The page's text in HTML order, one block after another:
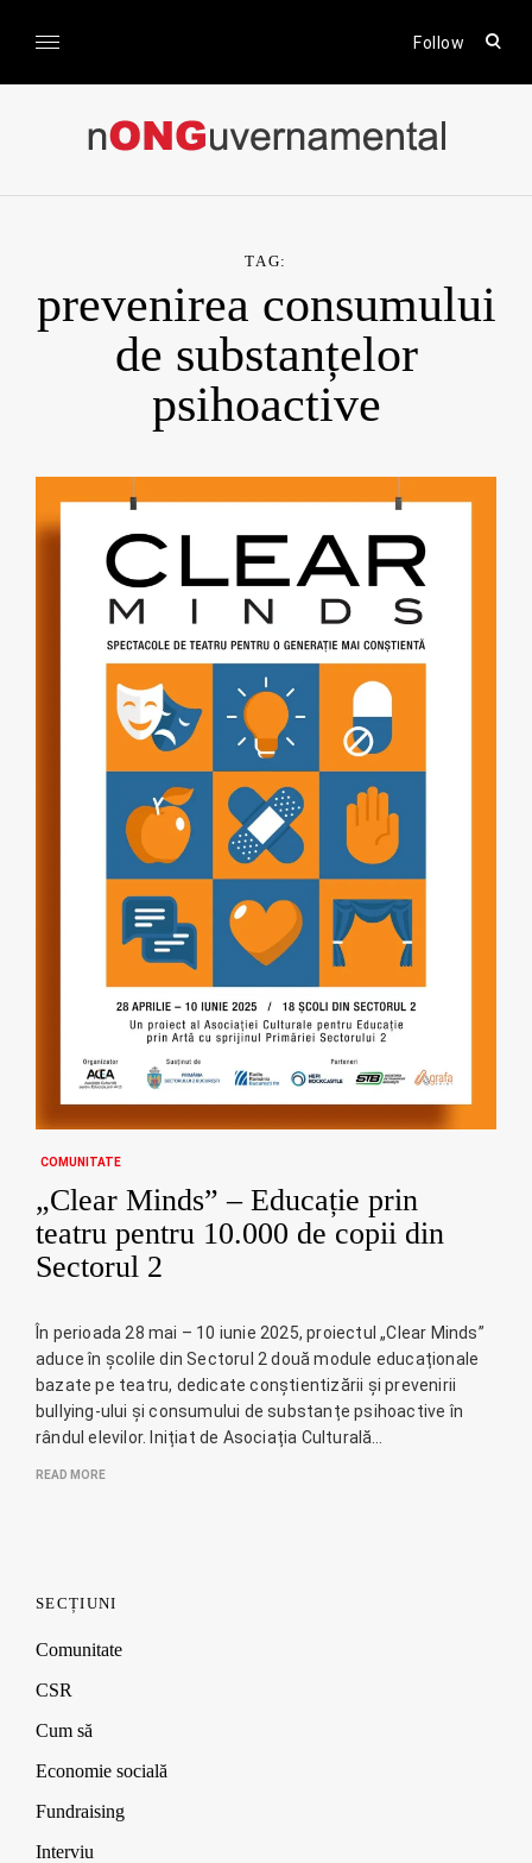
Follow
open
form
nONGuvernamental
TAG:
prevenirea consumului
de substanțelor
psihoactive
COMUNITATE
„Clear Minds” – Educație prin
teatru pentru 10.000 de copii din
Sectorul 2
În perioada 28 mai – 10 iunie 2025, proiectul „Clear Minds”
aduce în școlile din Sectorul 2 două module educaționale
bazate pe teatru, dedicate conștientizării și prevenirii
bullying-ului și consumului de substanțe psihoactive în
rândul elevilor. Inițiat de Asociația Culturală…
READ MORE
SECȚIUNI
Comunitate
CSR
Cum să
Economie socială
Fundraising
Interviu